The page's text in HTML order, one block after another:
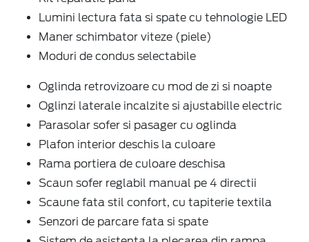
Lumini lectura fata si spate cu tehnologie LED
Maner schimbator viteze (piele)
Moduri de condus selectabile
Oglinda retrovizoare cu mod de zi si noapte
Oglinzi laterale incalzite si ajustabille electric
Parasolar sofer si pasager cu oglinda
Plafon interior deschis la culoare
Rama portiera de culoare deschisa
Scaun sofer reglabil manual pe 4 directii
Scaune fata stil confort, cu tapiterie textila
Senzori de parcare fata si spate